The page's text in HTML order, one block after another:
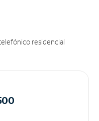
residencial